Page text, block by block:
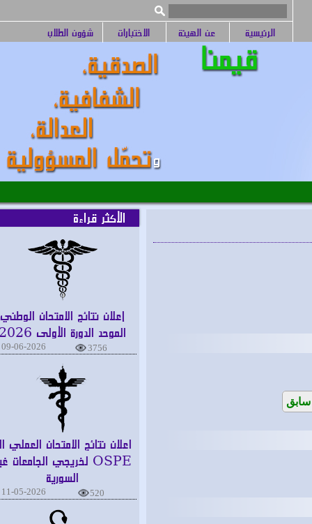
الرئيسية عن الهيئة الاختبارات شؤون الطلاب
الأكثر قراءة
إعلان نتائج الامتحان الوطني
الموحد الدورة الأولى 2026
09-06-2026 3756
اعلان نتائج الامتحان العملي الـ
OSPE لخريجي الجامعات غير
السورية
11-05-2026